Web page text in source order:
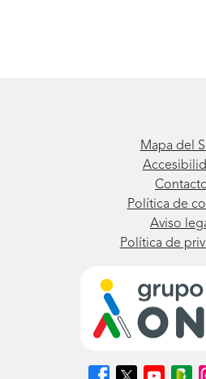
Mapa del
Política de
Aviso
Política de
SíguenosSíguenosSíguenos